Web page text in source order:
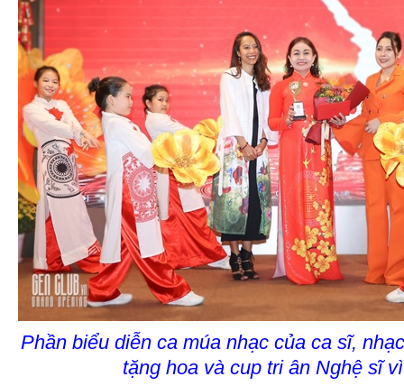
Phần biểu diễn ca múa nhạc của ca sĩ,
tặng hoa và cup tri ân Nghệ sĩ